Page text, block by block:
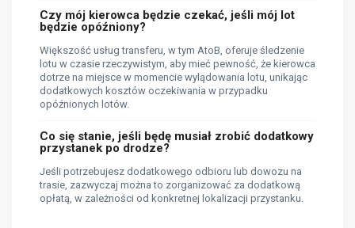
Czy mój kierowca będzie czekać, jeśli mój lot
będzie opóźniony?
Większość usług transferu, w tym AtoB, oferuje śledzenie
lotu w czasie rzeczywistym, aby mieć pewność, że kierowca
dotrze na miejsce w momencie wylądowania lotu, unikając
dodatkowych kosztów oczekiwania w przypadku
opóźnionych lotów.
Co się stanie, jeśli będę musiał zrobić dodatkowy
przystanek po drodze?
Jeśli potrzebujesz dodatkowego odbioru lub dowozu na
trasie, zazwyczaj można to zorganizować za dodatkową
opłatą, w zależności od konkretnej lokalizacji przystanku.